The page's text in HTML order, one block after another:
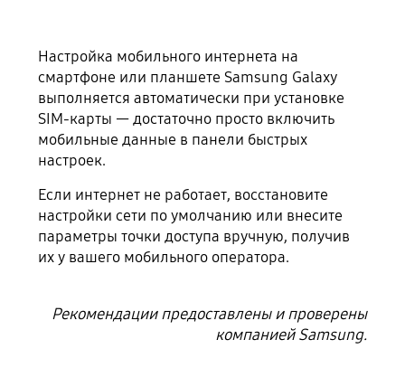
Настройка мобильного интернета на
смартфоне или планшете Samsung Galaxy
выполняется автоматически при установке
SIM-карты — достаточно просто включить
мобильные данные в панели быстрых
настроек.
Если интернет не работает, восстановите
настройки сети по умолчанию или внесите
параметры точки доступа вручную, получив
их у вашего мобильного оператора.
Рекомендации предоставлены и проверены
компанией Samsung.